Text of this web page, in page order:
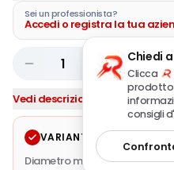
Sei un professionista?
Accedi o registra la tua
1
Vedi descrizione completa
VARIANTE SELEZIONATA
Diametro mm. 8 · Colore /
Chiedi
Clicca
prodotto
consigli